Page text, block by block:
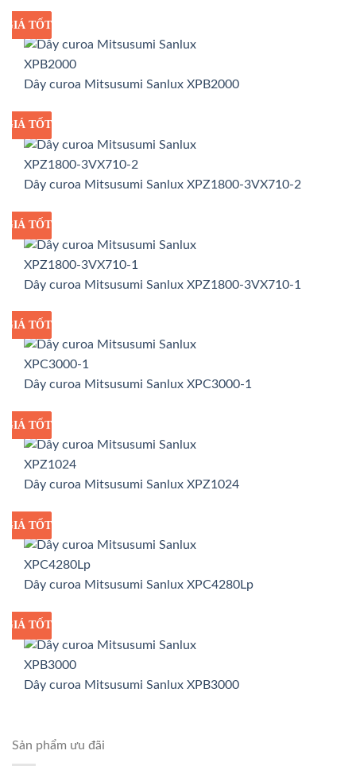
GIÁ SỈ
GIÁ TỐT
Dây curoa Mitsusumi Sanlux XPB2000
GIÁ SỈ
GIÁ TỐT
Dây curoa Mitsusumi Sanlux XPZ1800-3VX710-2
GIÁ SỈ
GIÁ TỐT
Dây curoa Mitsusumi Sanlux XPZ1800-3VX710-1
GIÁ SỈ
GIÁ TỐT
Dây curoa Mitsusumi Sanlux XPC3000-1
GIÁ SỈ
GIÁ TỐT
Dây curoa Mitsusumi Sanlux XPZ1024
GIÁ SỈ
GIÁ TỐT
Dây curoa Mitsusumi Sanlux XPC4280Lp
GIÁ SỈ
GIÁ TỐT
Dây curoa Mitsusumi Sanlux XPB3000
Sản phẩm ưu đãi